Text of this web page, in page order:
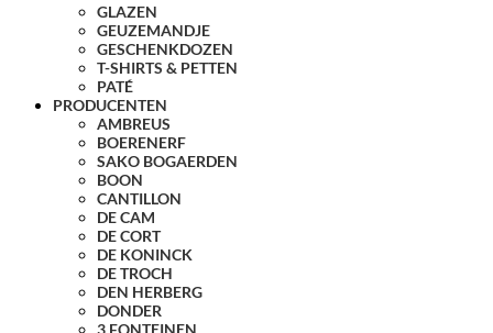
GLAZEN
GEUZEMANDJE
GESCHENKDOZEN
T-SHIRTS & PETTEN
PATÉ
PRODUCENTEN
AMBREUS
BOERENERF
SAKO BOGAERDEN
BOON
CANTILLON
DE CAM
DE CORT
DE KONINCK
DE TROCH
DEN HERBERG
DONDER
3 FONTEINEN